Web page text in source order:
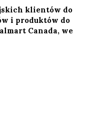
klientów do
i produktów do
Canada, we